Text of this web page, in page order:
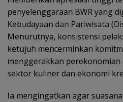
penyelenggaraan BWR yang
Kebudayaan dan Pariwisata
Menurutnya, konsistensi
ketujuh mencerminkan
menggerakkan perekonomian
sektor kuliner dan ekonomi
Ia mengingatkan agar